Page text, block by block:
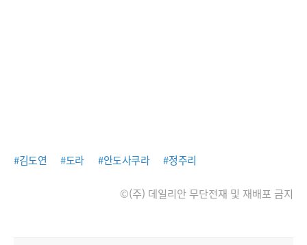
#김도연 #도라 #안도사쿠라 #정주리
©(주) 데일리안 무단전재 및 재배포 금지